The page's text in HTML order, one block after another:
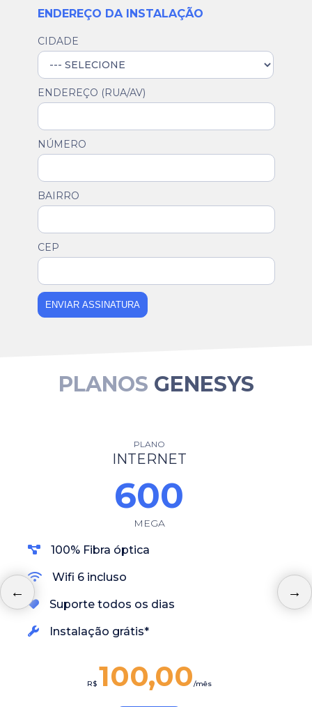
ENDEREÇO DA INSTALAÇÃO
CIDADE
ENDEREÇO (RUA/AV)
NÚMERO
BAIRRO
CEP
ENVIAR ASSINATURA
PLANOS GENESYS
PLANO
INTERNET
600
MEGA
100% Fibra óptica
Wifi 6 incluso
Suporte todos os dias
Instalação grátis*
R$ 100,00/mês